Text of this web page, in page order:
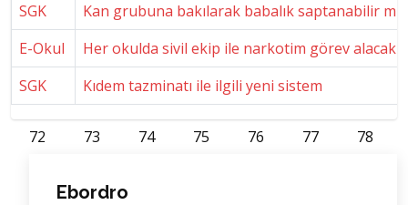
SGK
Kan grubuna bakılarak babalık saptanabilir mi?
E-Okul
Her okulda sivil ekip ile narkotim görev alacak
SGK
Kıdem tazminatı ile ilgili yeni sistem
72 73 74 75 76 77 78
Ebordro